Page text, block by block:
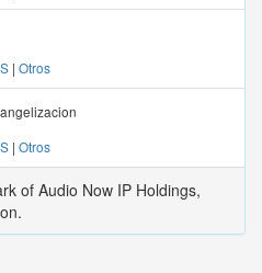
| Otros
| Otros
of Audio Now IP Holdings,